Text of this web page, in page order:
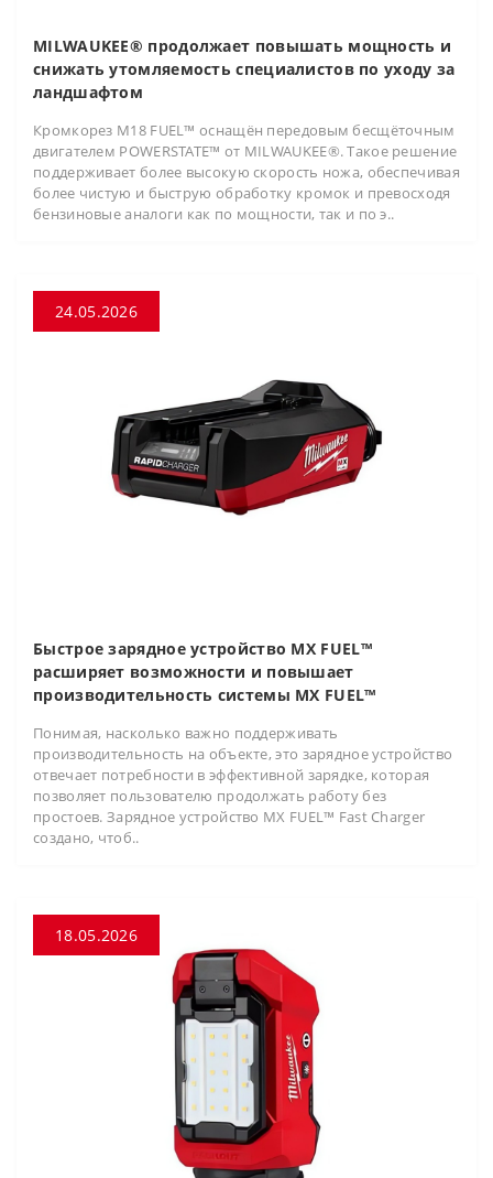
MILWAUKEE® продолжает повышать мощность и
снижать утомляемость специалистов по уходу за
ландшафтом
Кромкорез M18 FUEL™ оснащён передовым бесщёточным
двигателем POWERSTATE™ от MILWAUKEE®. Такое решение
поддерживает более высокую скорость ножа, обеспечивая
более чистую и быструю обработку кромок и превосходя
бензиновые аналоги как по мощности, так и по э..
24.05.2026
Быстрое зарядное устройство MX FUEL™
расширяет возможности и повышает
производительность системы MX FUEL™
Понимая, насколько важно поддерживать
производительность на объекте, это зарядное устройство
отвечает потребности в эффективной зарядке, которая
позволяет пользователю продолжать работу без
простоев. Зарядное устройство MX FUEL™ Fast Charger
создано, чтоб..
18.05.2026